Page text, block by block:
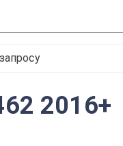
2016+